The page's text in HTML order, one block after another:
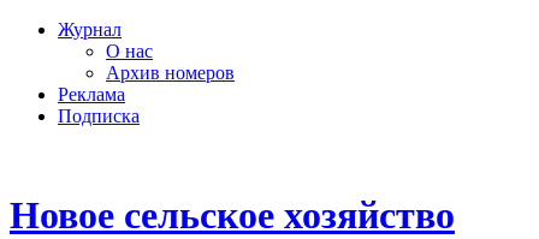
Журнал
О нас
Архив номеров
Реклама
Подписка
Новое сельское хозяйство